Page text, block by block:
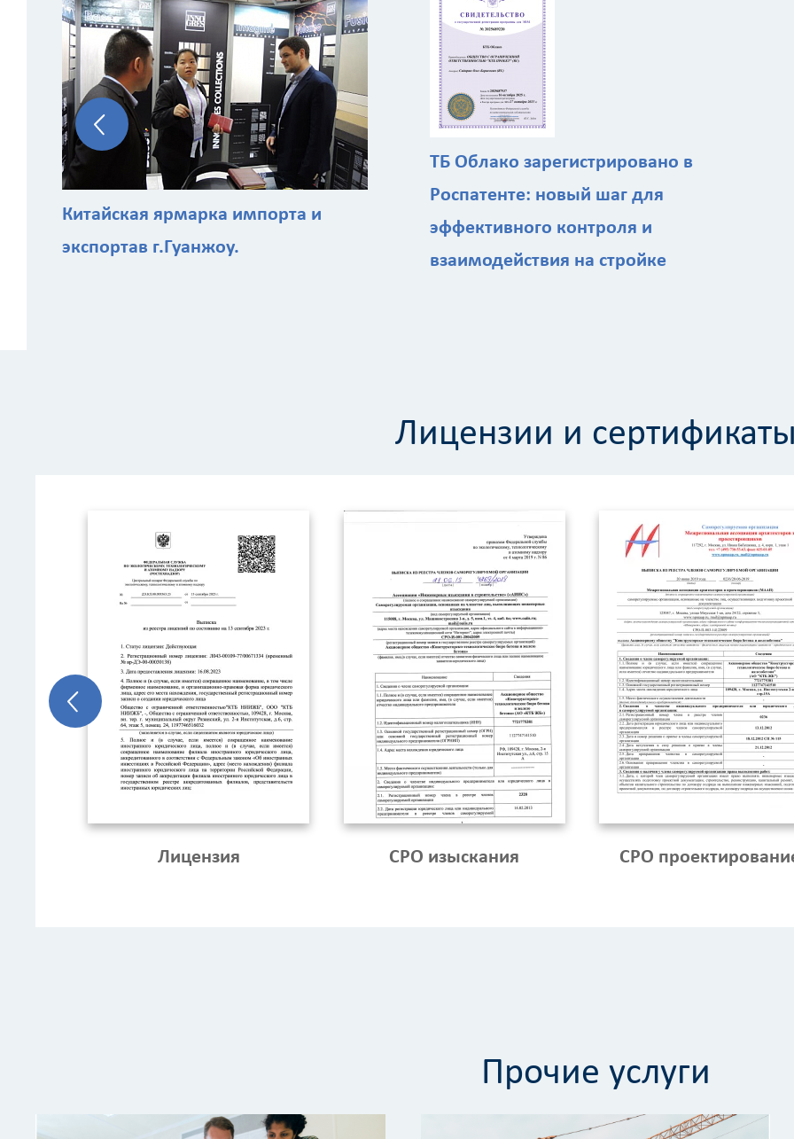
Китайская ярмарка импорта и
экспортав г.Гуанжоу.
ТБ Облако зарегистрировано в
Роспатенте: новый шаг для
эффективного контроля и
взаимодействия на стройке
Лицензии и сертификаты
Лицензия СРО изыскания СРО
Прочие услуги